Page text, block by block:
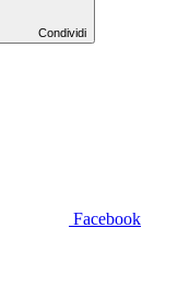
Condividi
Facebook